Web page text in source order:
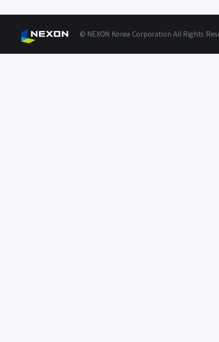
© NEXON Korea Corporation All Rights